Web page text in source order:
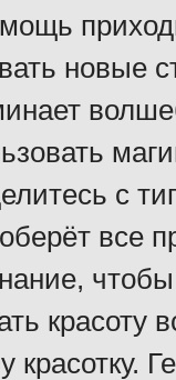
новые
с
все
красоту
красотку.